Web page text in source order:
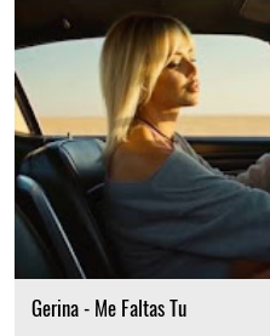
Gerina - Me Faltas Tu